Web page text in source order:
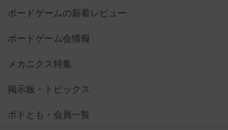
ボードゲームの新着レビュー
ボードゲーム会情報
メカニクス特集
掲示板・トピックス
ボドとも・会員一覧